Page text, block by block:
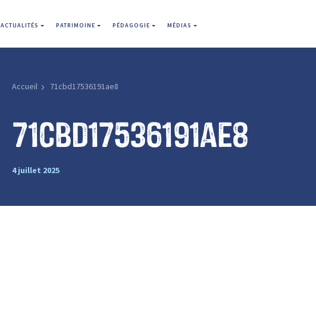
ACTUALITÉS PATRIMOINE PÉDAGOGIE MÉDIAS
Accueil 71cbd17536191ae8
71cbd17536191ae8
4 juillet 2025